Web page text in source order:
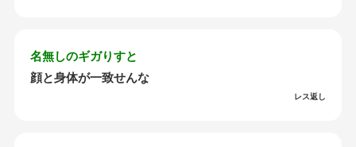
名無しのギガりすと
顔と身体が一致せんな
レス返し